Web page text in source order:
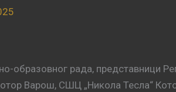
образовног рада,
Варош, СШЦ „Никола Тесла“